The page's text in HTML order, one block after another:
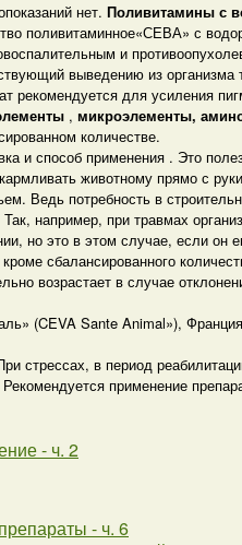
нет. Поливитамины с
поливитаминное«СЕВА» с
и
выведению из организма
рекомендуется для усиления
, микроэлементы,
количестве.
и способ применения . Это
животному прямо с
Ведь потребность в
Так, например, при травмах
но это в этом случае, если он
кроме сбалансированного
возрастает в случае
(CEVA Sante Animal»),
стрессах, в период
применение
- ч. 2
- ч. 6